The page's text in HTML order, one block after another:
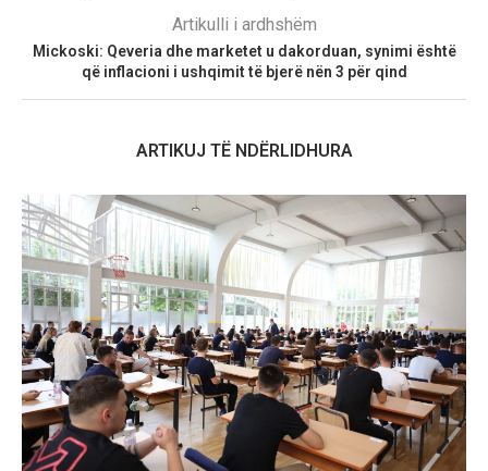
Artikulli i ardhshëm
Mickoski: Qeveria dhe marketet u dakorduan, synimi është
që inflacioni i ushqimit të bjerë nën 3 për qind
ARTIKUJ TË NDËRLIDHURA